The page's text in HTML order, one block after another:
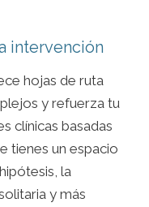
intervención
hojas de ruta
y refuerza tu
clínicas basadas
tienes un espacio
la
y más